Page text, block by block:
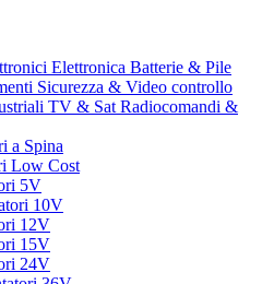
Elettronica Batterie & Pile
Sicurezza & Video controllo
TV & Sat Radiocomandi &
a Spina
Low Cost
5V
10V
12V
15V
24V